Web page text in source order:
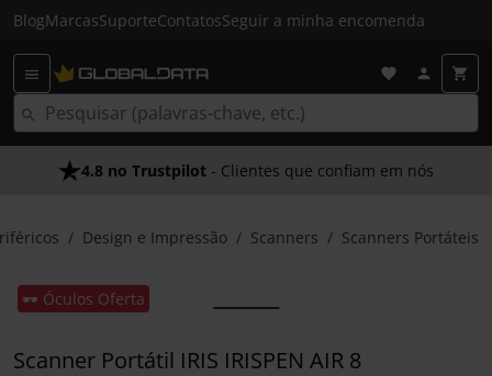
BlogMarcasSuporteContatosSeguir a minha encomenda
4.8 no Trustpilot - Clientes que confiam em nós
Design e Impressão Scanners Scanners Portáteis
🕶️ Óculos Oferta
Scanner Portátil IRIS IRISPEN AIR 8